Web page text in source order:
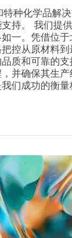
特种化学品解
持。 我们提
一。凭借位
控从原材料
质和可靠的
并确保其生
们成功的衡量